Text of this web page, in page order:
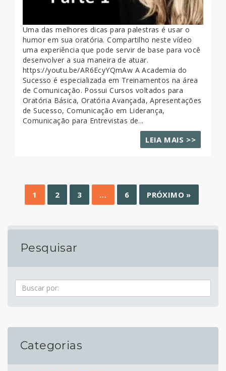
Uma das melhores dicas para palestras é usar o
humor em sua oratória. Compartilho neste vídeo
uma experiência que pode servir de base para você
desenvolver a sua maneira de atuar.
https://youtu.be/AR6EcyYQmAw A Academia do
Sucesso é especializada em Treinamentos na área
de Comunicação. Possui Cursos voltados para
Oratória Básica, Oratória Avançada, Apresentações
de Sucesso, Comunicação em Liderança,
Comunicação para Entrevistas de...
LEIA MAIS >>
1 2 3 … 6 PRÓXIMO »
Pesquisar
Pesquisa
Categorias